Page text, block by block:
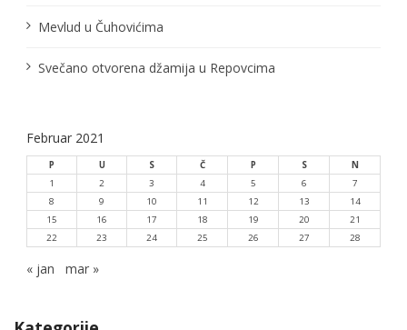
kMevlud u Čuhovićima
Svečano otvorena džamija u Repovcima
Februar 2021
P U S Č P S
N
1
2 3 4 5 6
7
8
9 10 11 12 13
14
15
16 17 18 19 20
21
22
23 24 25 26 27 28
« jan mar »